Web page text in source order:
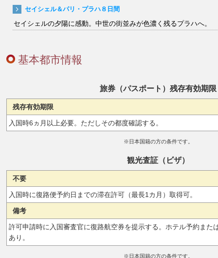
セイシェル＆パリ・プラハ８日間
セイシェルの夕陽に感動。中世の街並みが色濃く残るプラハへ。
基本都市情報
旅券（パスポート）残存有効期限
残存有効期限
入国時6ヵ月以上必要。ただしその都度確認する。
※日本国籍の方の条件です。
観光査証（ビザ）
不要
入国時に復路便予約日までの滞在許可（最長1カ月）取得可。
備考
許可申請時に入国審査官に復路航空券を提示する。ホテル予約また
あり。
※日本国籍の方の条件です。